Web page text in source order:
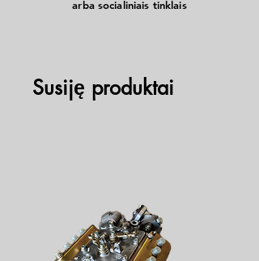
arba socialiniais tinklais
Susiję produktai